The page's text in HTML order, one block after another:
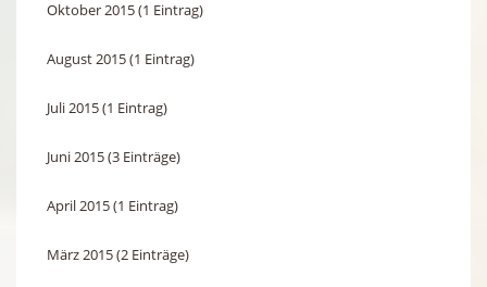
Oktober 2015 (1 Eintrag)
August 2015 (1 Eintrag)
Juli 2015 (1 Eintrag)
Juni 2015 (3 Einträge)
April 2015 (1 Eintrag)
März 2015 (2 Einträge)